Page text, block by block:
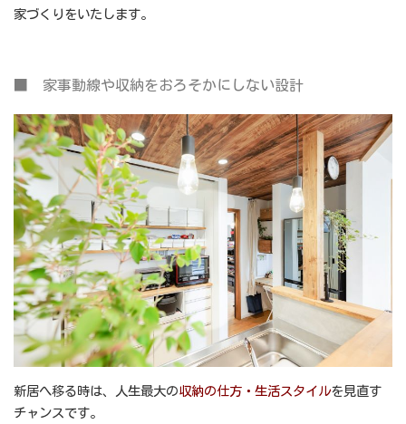
家づくりをいたします。
■ 家事動線や収納をおろそかにしない設計
新居へ移る時は、人生最大の収納の仕方・生活スタイルを見直す
チャンスです。